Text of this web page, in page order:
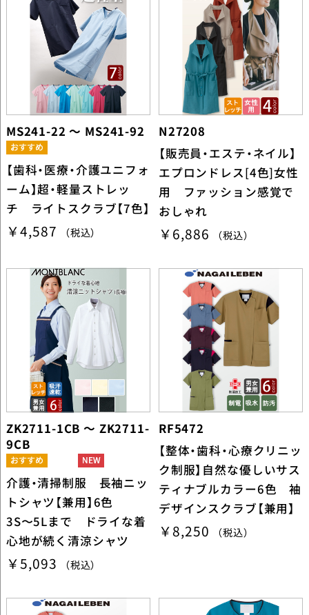
MS241-22 ～ MS241-92
【歯科・医療・介護ユニフォ
ーム】超・軽量ストレッ
チ ライトスクラブ【7色】
￥4,587 （税込）
N27208
【販売員・エステ・ネイル】
エプロンドレス[4色]女性
用 ファッション感覚で
おしゃれ
￥6,886 （税込）
ZK2711-1CB ～ ZK2711-
9CB
介護・清掃制服 長袖ニッ
トシャツ【兼用】6色
3S〜5Lまで ドライな着
心地が続く清涼シャツ
￥5,093 （税込）
RF5472
【整体・歯科・心療クリニッ
ク制服】自然な優しいサス
ティナブルカラー6色 袖
デザインスクラブ【兼用】
￥8,250 （税込）